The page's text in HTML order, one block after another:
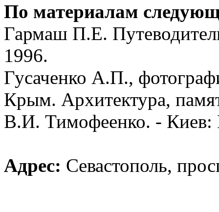
По материалам
Гармаш П.Е.
1996.
Гусаченко А.П.,
Крым. Архитектура,
В.И. Тимофеенко. - Киев:
Адрес: Севастополь,